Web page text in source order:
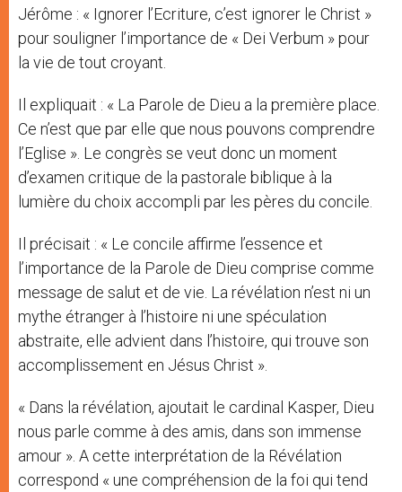
Jérôme : « Ignorer l’Ecriture, c’est ignorer le Christ »
pour souligner l’importance de « Dei Verbum » pour
la vie de tout croyant.
Il expliquait : « La Parole de Dieu a la première place.
Ce n’est que par elle que nous pouvons comprendre
l’Eglise ». Le congrès se veut donc un moment
d’examen critique de la pastorale biblique à la
lumière du choix accompli par les pères du concile.
Il précisait : « Le concile affirme l’essence et
l’importance de la Parole de Dieu comprise comme
message de salut et de vie. La révélation n’est ni un
mythe étranger à l’histoire ni une spéculation
abstraite, elle advient dans l’histoire, qui trouve son
accomplissement en Jésus Christ ».
« Dans la révélation, ajoutait le cardinal Kasper, Dieu
nous parle comme à des amis, dans son immense
amour ». A cette interprétation de la Révélation
correspond « une compréhension de la foi qui tend